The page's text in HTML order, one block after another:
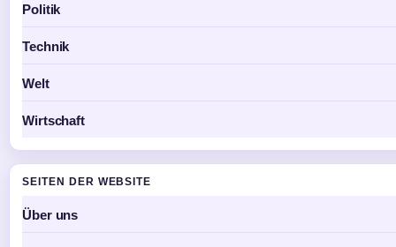
Politik
Technik
Welt
Wirtschaft
SEITEN DER WEBSITE
Über uns